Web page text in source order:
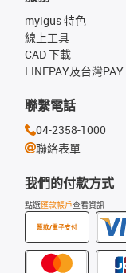
我們的付款方式
點選匯款帳戶查看資訊
匯款/電子支付
myigus 特色
線上工具
CAD 下載
LINEPAY及台灣PAY
聯繫電話
04-2358-1000
聯絡表單